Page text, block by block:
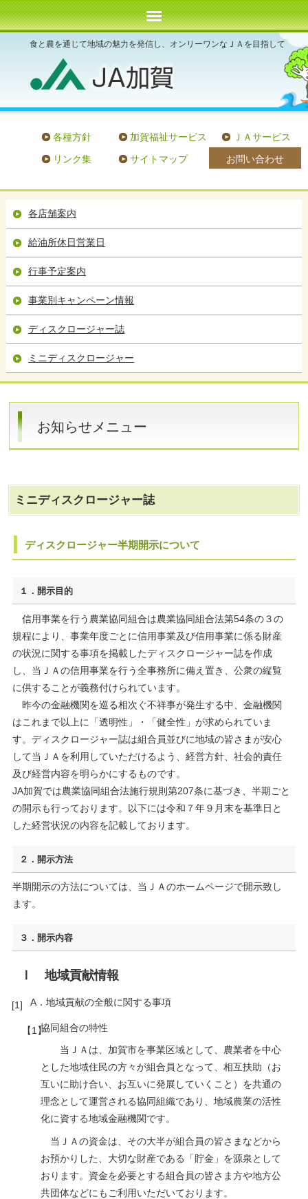
食と農を通じて地域の魅力を発信し、オンリーワンなＪＡを目指して
お問い合わせ
各種方針 加賀福祉サービス
ＪＡサービス
リンク集
サイトマップ
各店舗案内
給油所休日営業日
行事予定案内
事業別キャンペーン情報
ディスクロージャー誌
ミニディスクロージャー
お知らせメニュー
ミニディスクロージャー誌
ディスクロージャー半期開示について
１．開示目的
信用事業を行う農業協同組合は農業協同組合法第54条の３の
規程により、事業年度ごとに信用事業及び信用事業に係る財産
の状況に関する事項を掲載したディスクロージャー誌を作成
し、当ＪＡの信用事業を行う全事務所に備え置き、公衆の縦覧
に供することが義務付けられています。
昨今の金融機関を巡る相次ぐ不祥事が発生する中、金融機関
はこれまで以上に「透明性」・「健全性」が求められていま
す。ディスクロージャー誌は組合員並びに地域の皆さまが安心
して当ＪＡを利用していただけるよう、経営方針、社会的責任
及び経営内容を明らかにするものです。
JA加賀では農業協同組合法施行規則第207条に基づき、半期ごと
の開示も行っております。以下には令和７年９月末を基準日と
した経営状況の内容を記載しております。
２．開示方法
半期開示の方法については、当ＪＡのホームページで開示致し
ます。
３．開示内容
Ⅰ 地域貢献情報
A．地域貢献の全般に関する事項
協同組合の特性
当ＪＡは、加賀市を事業区域として、農業者を中心
とした地域住民の方々が組合員となって、相互扶助（お
互いに助け合い、お互いに発展していくこと）を共通の
理念として運営される協同組織であり、地域農業の活性
化に資する地域金融機関です。
当ＪＡの資金は、その大半が組合員の皆さまなどから
お預かりした、大切な財産である「貯金」を源泉として
おります。資金を必要とする組合員の皆さま方や地方公
共団体などにもご利用いただいております。